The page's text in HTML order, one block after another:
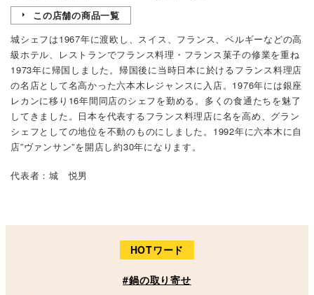
この店舗の商品一覧
城シェフは1967年に渡欧し、スイス、フランス、ベルギーなどの高
級ホテル、レストランでフランス料理・フランス菓子の修業を重ね
1973年に帰国しました。帰国後に当時日本に於けるフランス料理店
の名店として名高かった六本木レジャンスに入店。1976年には銀座
レカンに移り16年間同店のシェフを勤める。多くの食通たちを魅了
してきました。日本を代表するフランス料理店に名を高め、グラン
シェフとしての地位を不動のものにしました。1992年に六本木に自
店”ヴァンサン”を開店し約30年になります。
代表者：城 悦男
HOTワード
#鍋の取り寄せ